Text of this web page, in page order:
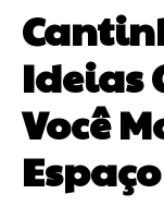
Ideias
Você
Espaço